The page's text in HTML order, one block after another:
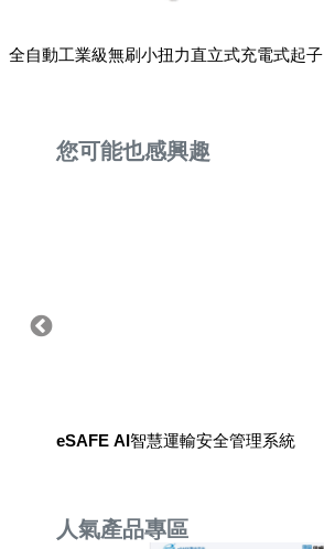
全自動工業級無刷小扭力直立式充電式起子
您可能也感興趣
eSAFE AI智慧運輸安全管理系統
人氣產品專區